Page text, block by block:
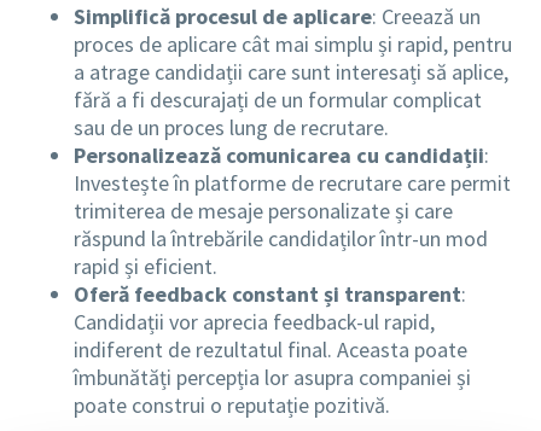
Simplifică procesul de aplicare: Creează un
proces de aplicare cât mai simplu și rapid, pentru
a atrage candidații care sunt interesați să aplice,
fără a fi descurajați de un formular complicat
sau de un proces lung de recrutare.
Personalizează comunicarea cu candidații:
Investește în platforme de recrutare care permit
trimiterea de mesaje personalizate și care
răspund la întrebările candidaților într-un mod
rapid și eficient.
Oferă feedback constant și transparent:
Candidații vor aprecia feedback-ul rapid,
indiferent de rezultatul final. Aceasta poate
îmbunătăți percepția lor asupra companiei și
poate construi o reputație pozitivă.